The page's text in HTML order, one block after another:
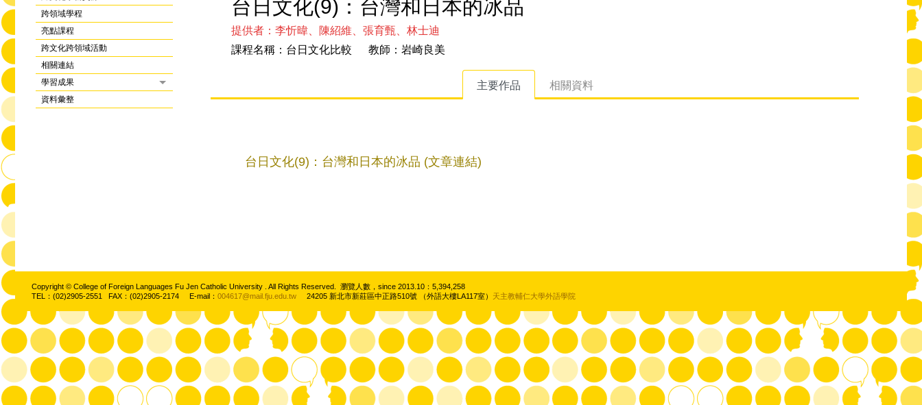
跨領域學程
亮點課程
跨文化跨領域活動
相關連結
學習成果
資料彙整
台日文化(9)：台灣和日本的冰品
提供者：李忻暐、陳紹維、張育甄、林士迪
課程名稱：台日文化比較 教師：岩崎良美
主要作品 相關資料
台日文化(9)：台灣和日本的冰品 (文章連結)
Copyright © College of Foreign Languages Fu Jen Catholic University . All Rights Reserved. 瀏覽人數，since 2013.10：5,394,258
TEL：(02)2905-2551 FAX：(02)2905-2174 E-mail： 004617@mail.fju.edu.tw 24205 新北市新莊區中正路510號 （外語大樓LA117室） 天主教輔仁大學外語學院